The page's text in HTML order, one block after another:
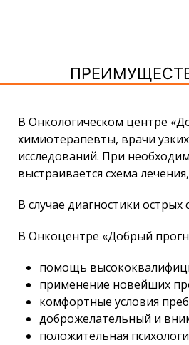
В Онкологическом центре
химиотерапевты, врачи
исследований. При
выстраивается схема
В случае диагностики
В Онкоцентре «Добрый
помощь
применение новейших
комфортные условия
доброжелательный и
положительная